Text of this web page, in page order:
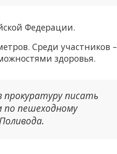
Федерации.
Среди участников –
здоровья.
писать
по пешеходному